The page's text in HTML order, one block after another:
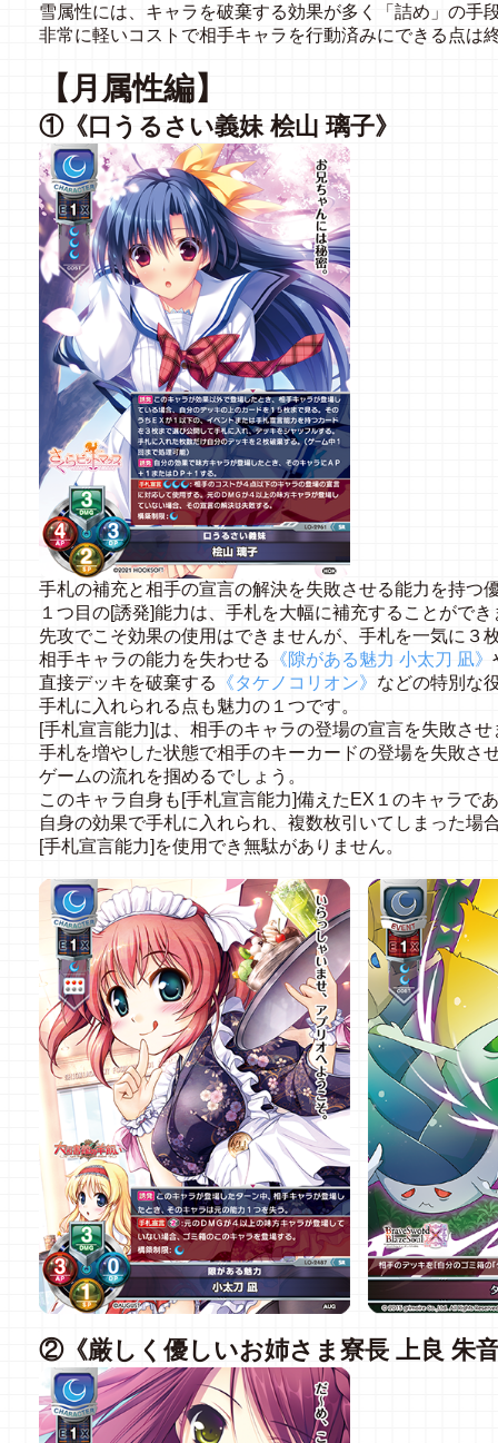
雪属性には、キャラを破棄する効果が多く「詰め」の手
非常に軽いコストで相手キャラを行動済みにできる点は
【月属性編】
①《口うるさい義妹 桧山 璃子》
手札の補充と相手の宣言の解決を失敗させる能力を持つ
１つ目の[誘発]能力は、手札を大幅に補充することができ
先攻でこそ効果の使用はできませんが、手札を一気に３
相手キャラの能力を失わせる
《隙がある魅力 小太刀 凪》
直接デッキを破棄する
《タケノコリオン》 などの特別な
手札に入れられる点も魅力の１つです。
[手札宣言能力]は、相手のキャラの登場の宣言を失敗させ
手札を増やした状態で相手のキーカードの登場を失敗さ
ゲームの流れを掴めるでしょう。
このキャラ自身も[手札宣言能力]備えたEX１のキャラで
自身の効果で手札に入れられ、複数枚引いてしまった場
[手札宣言能力]を使用でき無駄がありません。
②《厳しく優しいお姉さま寮長 上良 朱